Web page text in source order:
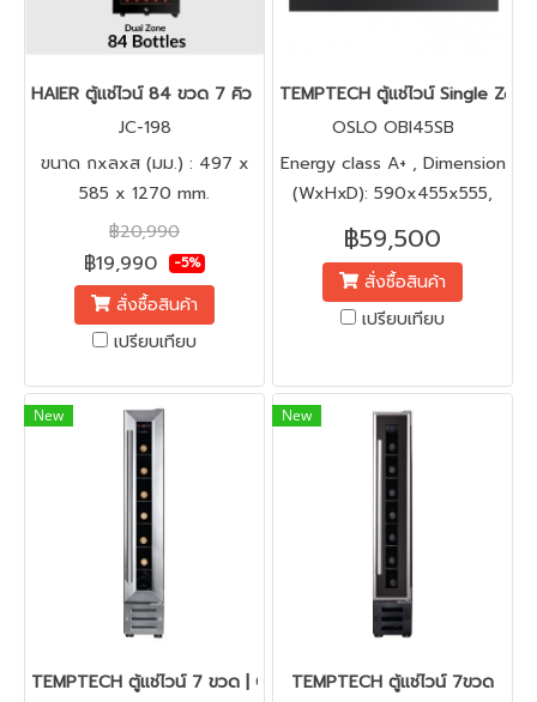
HAIER ตู้แช่ไวน์ 84 ขวด 7 คิว รุ่นใหม่ JC-198
JC-198
ขนาด กxลxส (มม.) : 497 x
585 x 1270 mm.
฿20,990
฿19,990 -5%
สั่งซื้อสินค้า
เปรียบเทียบ
TEMPTECH ตู้แช่ไวน์ Single
OSLO OBI45SB
Energy class A+ , Dimension
(WxHxD): 590x455x555,
Zone :Single, 18 BOTTLES
฿59,500
สั่งซื้อสินค้า
เปรียบเทียบ
New
TEMPTECH ตู้แช่ไวน์ 7 ขวด | Classic-VWC7SS
New
TEMPTECH ตู้แช่ไวน์ 7ขวด